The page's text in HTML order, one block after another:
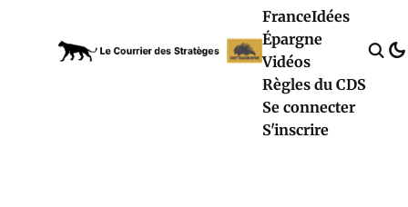
FranceIdées
Épargne
Vidéos
Règles du CDS
Se connecter
S'inscrire